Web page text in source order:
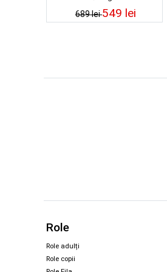
689 lei549 lei
Role
Role adulți
Role copii